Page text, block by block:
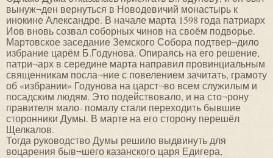
вынуж¬ден вернуться в Новодевичий монастырь к
инокине Александре. В начале марта 1598 года патриарх
Иов вновь созвал соборных чинов на своём подворье.
Мартовское заседание Земского Собора подтвер¬дило
избрание царём Б.Годунова. Опираясь на его решение,
патри¬арх в середине марта направил провинциальным
священникам посла¬ние с повелением зачитать, грамоту
об «избрании» Годунова на царст¬во всем служилым и
посадским людям. Это подействовало, и на сто¬рону
правителя мало- помалу стали переходить бывшие
сторонники Думы. В марте на его сторону перешёл
Щелкалов.
Тогда руководство Думы решило выдвинуть для
воцарения быв¬шего казанского царя Едигера,